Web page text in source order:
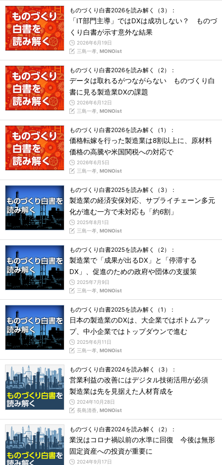
ものづくり白書2026を読み解く（3）：
「IT部門主導」ではDXは成功しない？ ものづ
くり白書が示す意外な結果
2026年6月19日
三島一孝, MONOist
ものづくり白書2026を読み解く（2）：
データは取れるがつながらない ものづくり白
書に見る製造業DXの課題
2026年6月12日
三島一孝, MONOist
ものづくり白書2026を読み解く（1）：
価格転嫁を行った製造業は8割以上に、原材料
価格の高騰や米国関税への対応で
2026年6月5日
三島一孝, MONOist
ものづくり白書2025を読み解く（3）：
製造業の経済安保対応、サプライチェーン多元
化が進む一方で未対応も「約6割」
2025年8月1日
三島一孝, MONOist
ものづくり白書2025を読み解く（2）：
製造業で「成果が出るDX」と「停滞する
DX」、促進のための政府や団体の支援策
2025年7月9日
三島一孝, MONOist
ものづくり白書2025を読み解く（1）：
日本の製造業のDXは、大企業ではボトムアッ
プ、中小企業ではトップダウンで進む
2025年6月11日
三島一孝, MONOist
ものづくり白書2024を読み解く（3）：
営業利益の改善にはデジタル技術活用が必須
製造業は先を見据えた人材育成を
2024年10月28日
長島清香, MONOist
ものづくり白書2024を読み解く（2）：
業況はコロナ禍以前の水準に回復 今後は無形
固定資産への投資が重要に
2024年9月17日